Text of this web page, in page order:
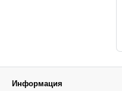
Информация